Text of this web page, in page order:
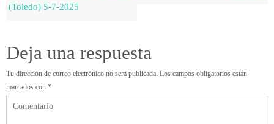
(Toledo) 5-7-2025
Deja una respuesta
Tu dirección de correo electrónico no será publicada. Los campos obligatorios están
marcados con *